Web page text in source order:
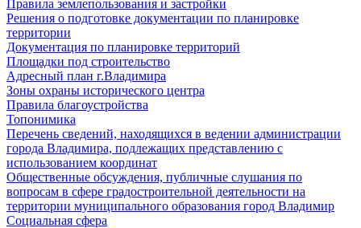
Правила землепользования и застройки
Решения о подготовке документации по планировке
территории
Документация по планировке территорий
Площадки под строительство
Адресный план г.Владимира
Зоны охраны исторического центра
Правила благоустройства
Топонимика
Перечень сведений, находящихся в ведении администрации
города Владимира, подлежащих представлению с
использованием координат
Общественные обсуждения, публичные слушания по
вопросам в сфере градостроительной деятельности на
территории муниципального образования город Владимир
Социальная сфера